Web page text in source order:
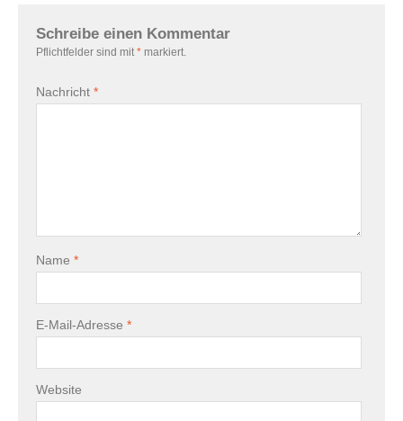
Schreibe einen Kommentar
Pflichtfelder sind mit * markiert.
Nachricht *
Name *
E-Mail-Adresse *
Website